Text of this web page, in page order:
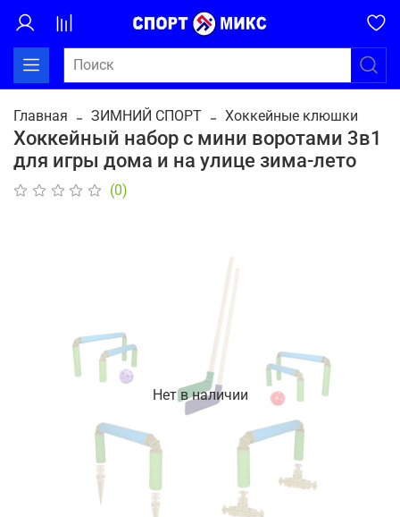
Главная ЗИМНИЙ СПОРТ Хоккейные клюшки
Хоккейный набор с мини воротами 3в1
для игры дома и на улице зима-лето
(0)
Нет в наличии